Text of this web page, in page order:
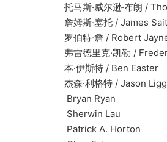
托马斯·威尔逊·布朗 /
詹姆斯·塞托 / James
罗伯特·詹 / Robert
弗雷德里克·凯勒 /
本·伊斯特 / Ben Easter
杰森·利格特 / Jason
Bryan Ryan
Sherwin Lau
Patrick A. Horton